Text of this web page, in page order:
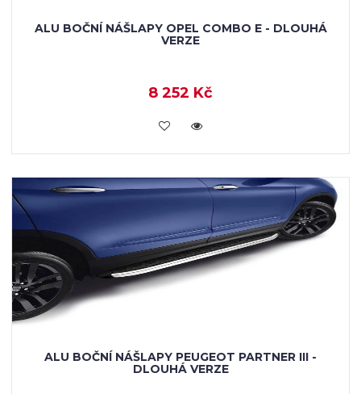
ALU BOČNÍ NÁŠLAPY OPEL COMBO E - DLOUHÁ
VERZE
8 252 Kč
KOUPIT
ALU BOČNÍ NÁŠLAPY PEUGEOT PARTNER III -
DLOUHÁ VERZE